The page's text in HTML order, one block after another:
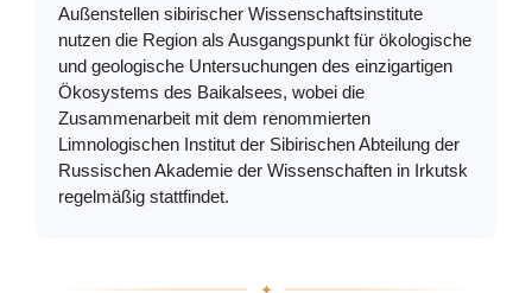
Außenstellen sibirischer Wissenschaftsinstitute
nutzen die Region als Ausgangspunkt für ökologische
und geologische Untersuchungen des einzigartigen
Ökosystems des Baikalsees, wobei die
Zusammenarbeit mit dem renommierten
Limnologischen Institut der Sibirischen Abteilung der
Russischen Akademie der Wissenschaften in Irkutsk
regelmäßig stattfindet.